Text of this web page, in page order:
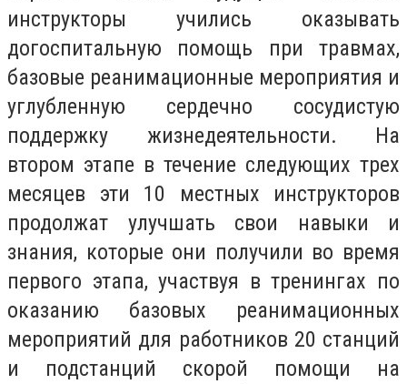
инструкторы учились оказывать
догоспитальную помощь при травмах,
базовые реанимационные мероприятия и
углубленную сердечно сосудистую
поддержку жизнедеятельности. На
втором этапе в течение следующих трех
месяцев эти 10 местных инструкторов
продолжат улучшать свои навыки и
знания, которые они получили во время
первого этапа, участвуя в тренингах по
оказанию базовых реанимационных
мероприятий для работников 20 станций
и подстанций скорой помощи на